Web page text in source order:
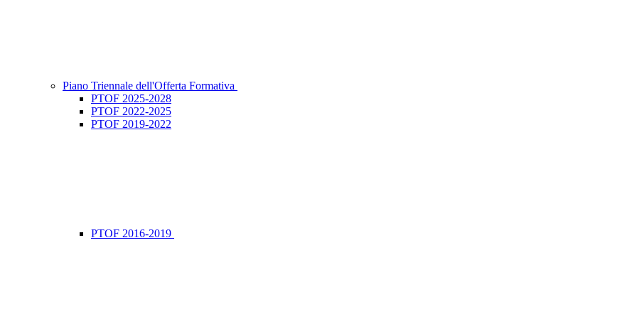
Piano Triennale dell'Offerta Formativa
PTOF 2025-2028
PTOF 2022-2025
PTOF 2019-2022
PTOF 2016-2019